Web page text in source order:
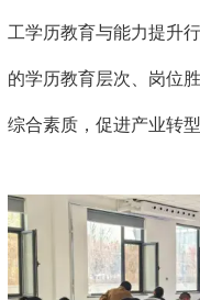
工学历教育与能力提升
的学历教育层次、岗位
综合素质，促进产业转型